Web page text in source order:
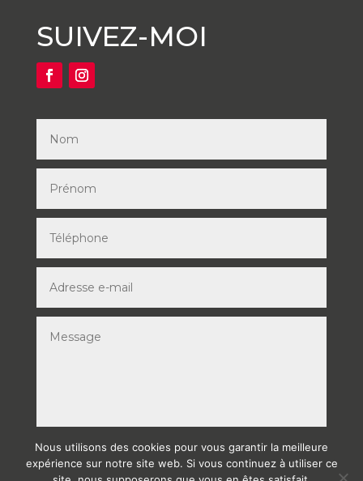
SUIVEZ-MOI
ENVOYER
Nous utilisons des cookies pour vous garantir la meilleure
expérience sur notre site web. Si vous continuez à utiliser ce